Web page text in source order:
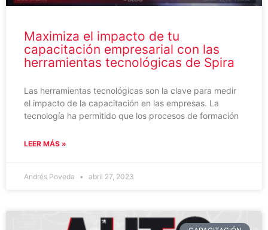
Maximiza el impacto de tu
capacitación empresarial con las
herramientas tecnológicas de Spira
Las herramientas tecnológicas son la clave para medir
el impacto de la capacitación en las empresas. La
tecnología ha permitido que los procesos de formación
LEER MÁS »
Andrés Poveda abril 27, 2023